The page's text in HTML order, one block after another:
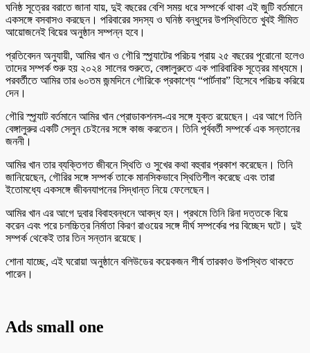
ঘনিষ্ঠ সূত্রের বরাতে জানা যায়, দুই বছরের বেশি সময় ধরে সম্পর্কে থাকা এই জুটি বর্তমানে
একসঙ্গে বসবাসও করছেন। পরিবারের সদস্য ও ঘনিষ্ঠ বন্ধুদের উপস্থিতিতে খুবই সীমিত
আয়োজনেই বিয়ের অনুষ্ঠান সম্পন্ন হবে।
প্রতিবেদন অনুযায়ী, আমির খান ও গৌরি স্প্র্যাটের পরিচয় প্রায় ২৫ বছরের পুরোনো হলেও
তাদের সম্পর্ক শুরু হয় ২০২৪ সালের শুরুতে, বেঙ্গালুরুতে এক পারিবারিক সূত্রের মাধ্যমে।
পরবর্তীতে আমির তার ৬০তম জন্মদিনে গৌরিকে প্রকাশ্যে “পার্টনার” হিসেবে পরিচয় করিয়ে
দেন।
গৌরি স্প্র্যাট বর্তমানে আমির খান প্রোডাকশনস-এর সঙ্গে যুক্ত রয়েছেন। এর আগে তিনি
বেঙ্গালুরুর একটি সেলুন চেইনের সঙ্গে কাজ করতেন। তিনি পূর্ববর্তী সম্পর্কে এক সন্তানের
জননী।
আমির খান তার ব্যক্তিগত জীবনে স্থিতি ও সুখের কথা বহুবার প্রকাশ করেছেন। তিনি
জানিয়েছেন, গৌরির সঙ্গে সম্পর্ক তাকে মানসিকভাবে স্থিতিশীল করেছে এবং তারা
ইতোমধ্যে একসঙ্গে জীবনযাপনের সিদ্ধান্ত নিয়ে ফেলেছেন।
আমির খান এর আগে দুবার বিবাহবন্ধনে আবদ্ধ হন। প্রথমে তিনি রিনা দত্তকে বিয়ে
করেন এবং পরে চলচ্চিত্র নির্মাতা কিরণ রাওয়ের সঙ্গে দীর্ঘ সম্পর্কের পর বিচ্ছেদ ঘটে। দুই
সম্পর্ক থেকেই তার তিন সন্তান রয়েছে।
শোনা যাচ্ছে, এই ঘরোয়া অনুষ্ঠানে বলিউডের কয়েকজন শীর্ষ তারকাও উপস্থিত থাকতে
পারেন।
Ads small one